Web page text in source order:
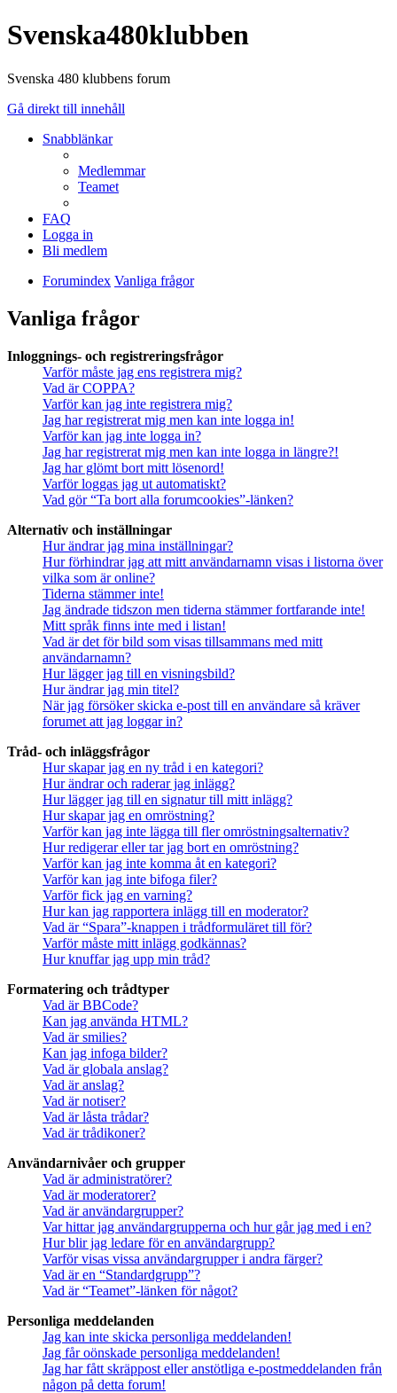
Svenska480klubben
Svenska 480 klubbens forum
Gå direkt till innehåll
Snabblänkar
Medlemmar
Teamet
FAQ
Logga in
Bli medlem
Forumindex Vanliga frågor
Vanliga frågor
Inloggnings- och registreringsfrågor
Varför måste jag ens registrera mig?
Vad är COPPA?
Varför kan jag inte registrera mig?
Jag har registrerat mig men kan inte logga in!
Varför kan jag inte logga in?
Jag har registrerat mig men kan inte logga in längre?!
Jag har glömt bort mitt lösenord!
Varför loggas jag ut automatiskt?
Vad gör “Ta bort alla forumcookies”-länken?
Alternativ och inställningar
Hur ändrar jag mina inställningar?
Hur förhindrar jag att mitt användarnamn visas i listorna över
vilka som är online?
Tiderna stämmer inte!
Jag ändrade tidszon men tiderna stämmer fortfarande inte!
Mitt språk finns inte med i listan!
Vad är det för bild som visas tillsammans med mitt
användarnamn?
Hur lägger jag till en visningsbild?
Hur ändrar jag min titel?
När jag försöker skicka e-post till en användare så kräver
forumet att jag loggar in?
Tråd- och inläggsfrågor
Hur skapar jag en ny tråd i en kategori?
Hur ändrar och raderar jag inlägg?
Hur lägger jag till en signatur till mitt inlägg?
Hur skapar jag en omröstning?
Varför kan jag inte lägga till fler omröstningsalternativ?
Hur redigerar eller tar jag bort en omröstning?
Varför kan jag inte komma åt en kategori?
Varför kan jag inte bifoga filer?
Varför fick jag en varning?
Hur kan jag rapportera inlägg till en moderator?
Vad är “Spara”-knappen i trådformuläret till för?
Varför måste mitt inlägg godkännas?
Hur knuffar jag upp min tråd?
Formatering och trådtyper
Vad är BBCode?
Kan jag använda HTML?
Vad är smilies?
Kan jag infoga bilder?
Vad är globala anslag?
Vad är anslag?
Vad är notiser?
Vad är låsta trådar?
Vad är trådikoner?
Användarnivåer och grupper
Vad är administratörer?
Vad är moderatorer?
Vad är användargrupper?
Var hittar jag användargrupperna och hur går jag med i en?
Hur blir jag ledare för en användargrupp?
Varför visas vissa användargrupper i andra färger?
Vad är en “Standardgrupp”?
Vad är “Teamet”-länken för något?
Personliga meddelanden
Jag kan inte skicka personliga meddelanden!
Jag får oönskade personliga meddelanden!
Jag har fått skräppost eller anstötliga e-postmeddelanden från
någon på detta forum!